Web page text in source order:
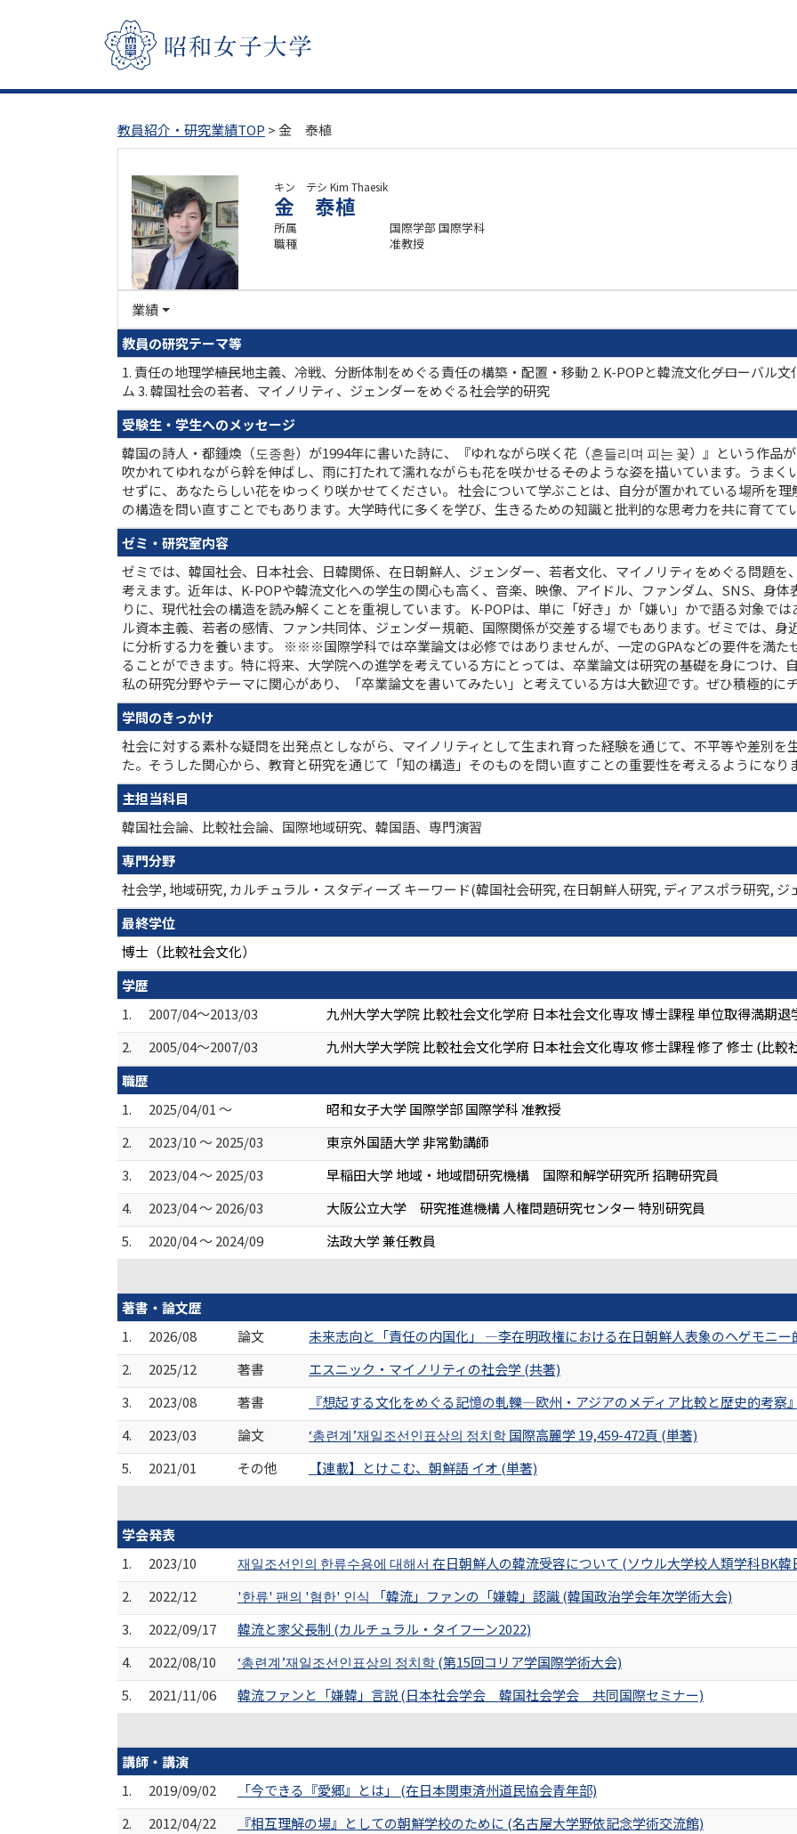
教員紹介・研究業績TOP > 金 泰植
キン テシ Kim Thaesik
金 泰植
所属
国際学部 国際学科
職種
准教授
業績
教員の研究テーマ等
1. 責任の地理学――植民地主義、冷戦、分断体制をめぐる責任の構築・配置・移動 2. K-POPと韓流文化――グローバ
ム 3. 韓国社会の若者、マイノリティ、ジェンダーをめぐる社会学的研究
受験生・学生へのメッセージ
韓国の詩人・都鍾煥（도종환）が1994年に書いた詩に、『ゆれながら咲く花（흔들리며 피는 꽃）』という作品
吹かれてゆれながら幹を伸ばし、雨に打たれて濡れながらも花を咲かせる――そのような姿を描いています。うま
せずに、あなたらしい花をゆっくり咲かせてください。 社会について学ぶことは、自分が置かれている場所を
の構造を問い直すことでもあります。大学時代に多くを学び、生きるための知識と批判的な思考力を共に育てて
ゼミ・研究室内容
ゼミでは、韓国社会、日本社会、日韓関係、在日朝鮮人、ジェンダー、若者文化、マイノリティをめぐる問題を
考えます。近年は、K-POPや韓流文化への学生の関心も高く、音楽、映像、アイドル、ファンダム、SNS、身
りに、現代社会の構造を読み解くことを重視しています。 K-POPは、単に「好き」か「嫌い」かで語る対象で
ル資本主義、若者の感情、ファン共同体、ジェンダー規範、国際関係が交差する場でもあります。ゼミでは、
に分析する力を養います。 ※※※国際学科では卒業論文は必修ではありませんが、一定のGPAなどの要件を満た
ることができます。特に将来、大学院への進学を考えている方にとっては、卒業論文は研究の基礎を身につけ、
私の研究分野やテーマに関心があり、「卒業論文を書いてみたい」と考えている方は大歓迎です。ぜひ積極的
学問のきっかけ
社会に対する素朴な疑問を出発点としながら、マイノリティとして生まれ育った経験を通じて、不平等や差別
た。そうした関心から、教育と研究を通じて「知の構造」そのものを問い直すことの重要性を考えるようになり
主担当科目
韓国社会論、比較社会論、国際地域研究、韓国語、専門演習
専門分野
社会学, 地域研究, カルチュラル・スタディーズ キーワード(韓国社会研究, 在日朝鮮人研究, ディアスポラ研究, ジ
最終学位
博士（比較社会文化）
学歴
1.
2007/04～2013/03
九州大学大学院 比較社会文化学府 日本社会文化専攻 博士課程 単位取得満期退
2.
2005/04～2007/03
九州大学大学院 比較社会文化学府 日本社会文化専攻 修士課程 修了 修士 (比較
職歴
1.
2025/04/01 ～
昭和女子大学 国際学部 国際学科 准教授
2.
2023/10 ～ 2025/03
東京外国語大学 非常勤講師
3.
2023/04 ～ 2025/03
早稲田大学 地域・地域間研究機構 国際和解学研究所 招聘研究員
4.
2023/04 ～ 2026/03
大阪公立大学 研究推進機構 人権問題研究センター 特別研究員
5.
2020/04 ～ 2024/09
法政大学 兼任教員
著書・論文歴
1.
2026/08 論文
未来志向と「責任の内国化」 ―李在明政権における在日朝鮮人表象のヘゲモニー
2.
2025/12 著書
エスニック・マイノリティの社会学 (共著)
3.
2023/08 著書
『想起する文化をめぐる記憶の軋轢―欧州・アジアのメディア比較と歴史的考察
4.
2023/03 論文
‘총련계’재일조선인표상의 정치학 国際高麗学 19,459-472頁 (単著)
5.
2021/01 その他
【連載】とけこむ、朝鮮語 イオ (単著)
学会発表
1.
2023/10
재일조선인의 한류수용에 대해서 在日朝鮮人の韓流受容について (ソウル大学校人類学科BK
2.
2022/12
'한류' 팬의 '혐한' 인식 「韓流」ファンの「嫌韓」認識 (韓国政治学会年次学術大会)
3.
2022/09/17
韓流と家父長制 (カルチュラル・タイフーン2022)
4.
2022/08/10
‘총련계’재일조선인표상의 정치학 (第15回コリア学国際学術大会)
5.
2021/11/06
韓流ファンと「嫌韓」言説 (日本社会学会 韓国社会学会 共同国際セミナー)
講師・講演
1.
2019/09/02
「今できる『愛郷』とは」 (在日本関東済州道民協会青年部)
2.
2012/04/22
『相互理解の場』としての朝鮮学校のために (名古屋大学野依記念学術交流館)